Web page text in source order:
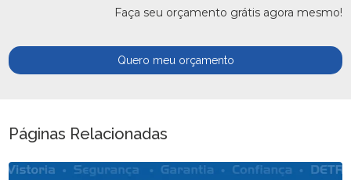
Faça seu orçamento grátis agora mesmo!
Quero meu orçamento
Páginas Relacionadas